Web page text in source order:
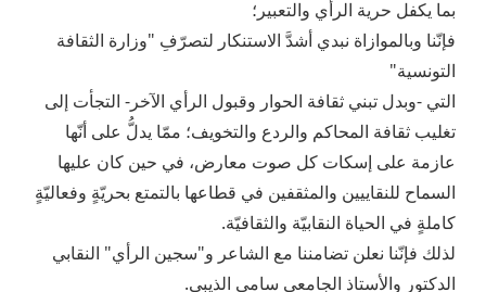
بما يكفل حرية الرأي والتعبير؛
فإنّنا وبالموازاة نبدي أشدَّ الاستنكار لتصرّفِ "وزارة الثقافة
التونسية"
التي -وبدل تبني ثقافة الحوار وقبول الرأي الآخر- التجأت إلى
تغليب ثقافة المحاكم والردع والتخويف؛ ممّا يدلُّ على أنّها
عازمة على إسكات كل صوت معارض، في حين كان عليها
السماح للنقاييين والمثقفين في قطاعها بالتمتع بحريّةٍ وفعاليّةٍ
كاملةٍ في الحياة النقابيّة والثقافيّة.
لذلك فإنّنا نعلن تضامننا مع الشاعر و"سجين الرأي" النقابي
الدكتور والأستاذ الجامعي سامي الذيبي.